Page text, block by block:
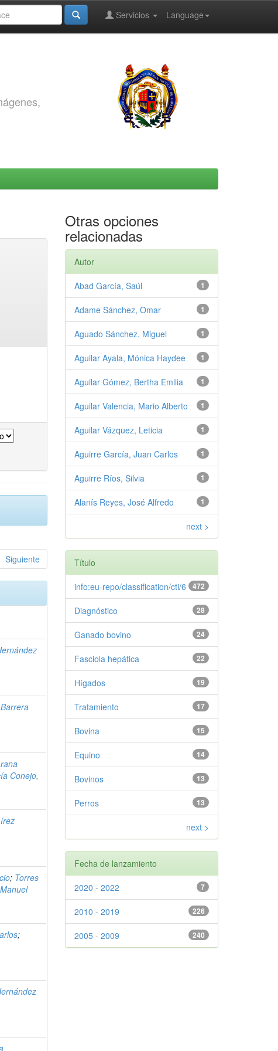
Language
Servicios
Siguiente
Barrera
Conejo,
; Torres
;
Otras opciones
relacionadas
Autor
1
Abad García, Saúl
1
Adame Sánchez, Omar
1
Aguado Sánchez, Miguel
1
Aguilar Ayala, Mónica Haydee
1
Aguilar Gómez, Bertha Emilia
1
Aguilar Valencia, Mario Alberto
1
Aguilar Vázquez, Leticia
1
Aguirre García, Juan Carlos
1
Aguirre Ríos, Silvia
1
Alanís Reyes, José Alfredo
next >
Título
472
info:eu-repo/classification/cti/6
28
Diagnóstico
24
Ganado bovino
22
Fasciola hepática
19
Hígados
17
Tratamiento
15
Bovina
14
Equino
13
Bovinos
13
Perros
next >
Fecha de lanzamiento
7
2020 - 2022
226
2010 - 2019
240
2005 - 2009